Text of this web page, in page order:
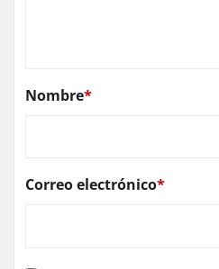
Nombre*
Correo electrónico*